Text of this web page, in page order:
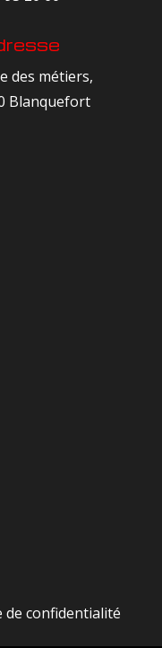
des métiers,
Blanquefort
de confidentialité